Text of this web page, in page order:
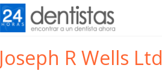
Joseph R Wells Ltd